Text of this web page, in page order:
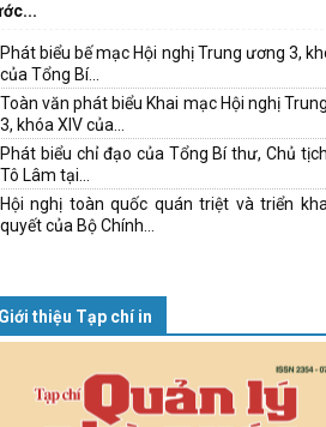
Phát biểu bế mạc Hội nghị Trung ương 3,
của Tổng Bí...
Toàn văn phát biểu Khai mạc Hội nghị
3, khóa XIV của...
Phát biểu chỉ đạo của Tổng Bí thư, Chủ
Tô Lâm tại...
Hội nghị toàn quốc quán triệt và triển
quyết của Bộ Chính...
Giới thiệu Tạp chí in